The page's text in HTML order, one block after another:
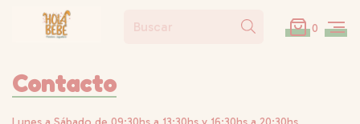
0
Contacto